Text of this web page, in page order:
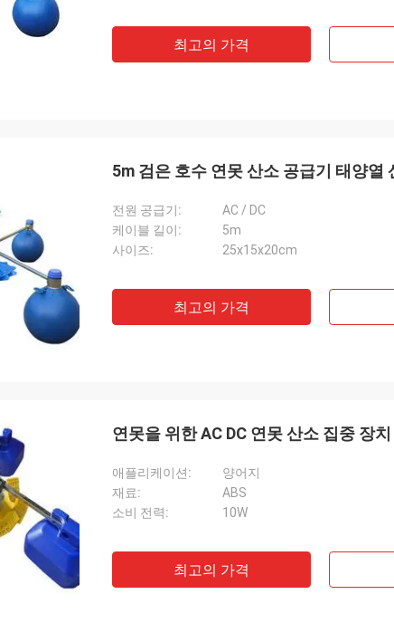
최고의 가격
5m 검은 호수 연못 산소 공급기 태양열
전원 공급기:
AC / DC
케이블 길이:
5m
사이즈:
25x15x20cm
최고의 가격
연못을 위한 AC DC 연못 산소 집중 장치
애플리케이션:
양어지
재료:
ABS
소비 전력:
10W
최고의 가격